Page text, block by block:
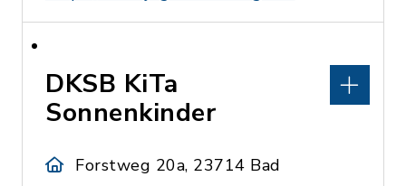
DKSB KiTa
Sonnenkinder
Forstweg 20a, 23714 Bad